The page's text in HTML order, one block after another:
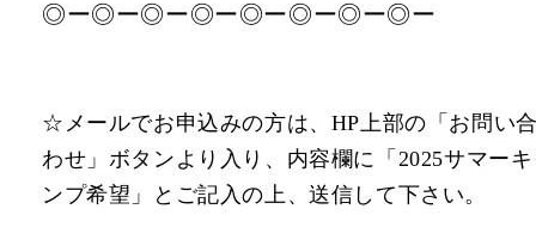
◎ー◎ー◎ー◎ー◎ー◎ー◎ー◎ー
☆メールでお申込みの方は、HP上部の「お問い
わせ」ボタンより入り、内容欄に「2025サマー
ンプ希望」とご記入の上、送信して下さい。